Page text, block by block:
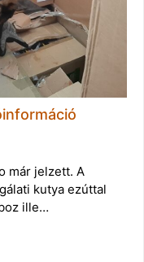
már jelzett. A
kutya ezúttal
ille…